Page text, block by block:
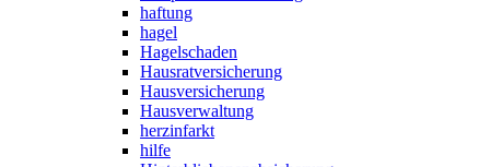
haftung
hagel
Hagelschaden
Hausratversicherung
Hausversicherung
Hausverwaltung
herzinfarkt
hilfe